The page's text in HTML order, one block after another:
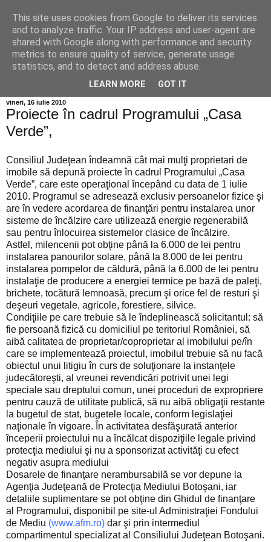
Info MILEANCA
BINE AȚI VENIT! *Jurnal online de informație și opinie;
Duminică 09 August, 2026
vineri, 16 iulie 2010
Proiecte în cadrul Programului „Casa
Verde”,
Consiliul Judeţean îndeamnă cât mai mulţi proprietari de
imobile să depună proiecte în cadrul Programului „Casa
Verde”, care este operaţional începând cu data de 1 iulie
2010. Programul se adresează exclusiv persoanelor fizice şi
are în vedere acordarea de finanţări pentru instalarea unor
sisteme de încălzire care utilizează energie regenerabilă
sau pentru înlocuirea sistemelor clasice de încălzire.
Astfel, milencenii pot obţine până la 6.000 de lei pentru
instalarea panourilor solare, până la 8.000 de lei pentru
instalarea pompelor de căldură, până la 6.000 de lei pentru
instalaţie de producere a energiei termice pe bază de paleţi,
brichete, tocătură lemnoasă, precum şi orice fel de resturi şi
deşeuri vegetale, agricole, forestiere, silvice.
Condiţiile pe care trebuie să le îndeplinească solicitantul: să
fie persoană fizică cu domiciliul pe teritoriul României, să
aibă calitatea de proprietar/coproprietar al imobilului pe/în
care se implementează proiectul, imobilul trebuie să nu facă
obiectul unui litigiu în curs de soluţionare la instanţele
judecătoreşti, al vreunei revendicări potrivit unei legi
speciale sau dreptului comun, unei proceduri de expropriere
pentru cauză de utilitate publică, să nu aibă obligaţii restante
la bugetul de stat, bugetele locale, conform legislaţiei
naţionale în vigoare. În activitatea desfăşurată anterior
începerii proiectului nu a încălcat dispoziţiile legale privind
protecţia mediului şi nu a sponsorizat activităţi cu efect
negativ asupra mediului
Dosarele de finanţare nerambursabilă se vor depune la
Agenţia Judeţeană de Protecţia Mediului Botoşani, iar
detaliile suplimentare se pot obţine din Ghidul de finanţare
al Programului, disponibil pe site-ul Administraţiei Fondului
de Mediu (www.afm.ro) dar şi prin intermediul
compartimentul specializat al Consiliului Judeţean Botoşani.
This site uses cookies from Google to deliver its services
and to analyze traffic. Your IP address and user-agent are
shared with Google along with performance and security
metrics to ensure quality of service, generate usage
statistics, and to detect and address abuse.
LEARN MORE GOT IT